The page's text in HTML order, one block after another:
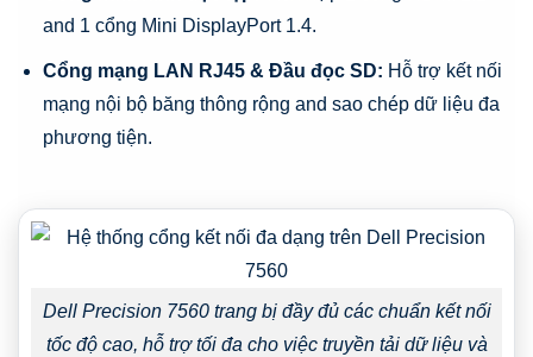
and 1 cổng Mini DisplayPort 1.4.
Cổng mạng LAN RJ45 & Đầu đọc SD: Hỗ trợ kết nối
mạng nội bộ băng thông rộng and sao chép dữ liệu đa
phương tiện.
Dell Precision 7560 trang bị đầy đủ các chuẩn kết nối
tốc độ cao, hỗ trợ tối đa cho việc truyền tải dữ liệu và